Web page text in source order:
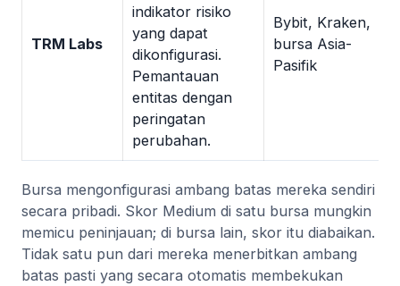
TRM Labs
indikator risiko
yang dapat
dikonfigurasi.
Pemantauan
entitas dengan
peringatan
perubahan.
Bybit, Kraken,
bursa Asia-
Pasifik
Bursa mengonfigurasi ambang batas mereka sendiri
secara pribadi. Skor Medium di satu bursa mungkin
memicu peninjauan; di bursa lain, skor itu diabaikan.
Tidak satu pun dari mereka menerbitkan ambang
batas pasti yang secara otomatis membekukan